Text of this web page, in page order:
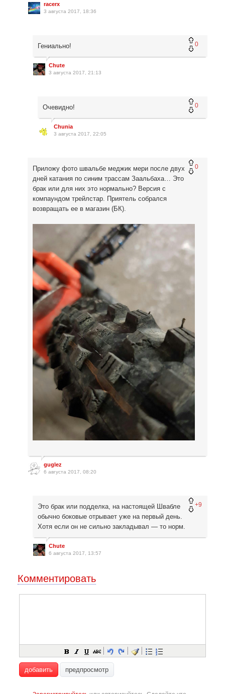
racerx
3 августа 2017, 18:36
0
Гениально!
Chute
3 августа 2017, 21:13
0
Очевидно!
Chunia
3 августа 2017, 22:05
0
Приложу фото швальбе меджик мери после двух
дней катания по синим трассам Заальбаха… Это
брак или для них это нормально? Версия с
компаундом трейлстар. Приятель собрался
возвращать ее в магазин (БК).
guglez
6 августа 2017, 08:20
+9
Это брак или подделка, на настоящей Швабле
обычно боковые отрывает уже на первый день.
Хотя если он не сильно закладывал — то норм.
Chute
6 августа 2017, 13:57
Комментировать
добавить предпросмотр